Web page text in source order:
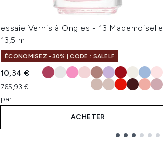
essaie Vernis à Ongles - 13 Mademoiselle
13,5 ml
ÉCONOMISEZ -30% | CODE : SALELF
10,34 €
765,93 €
par L
ACHETER